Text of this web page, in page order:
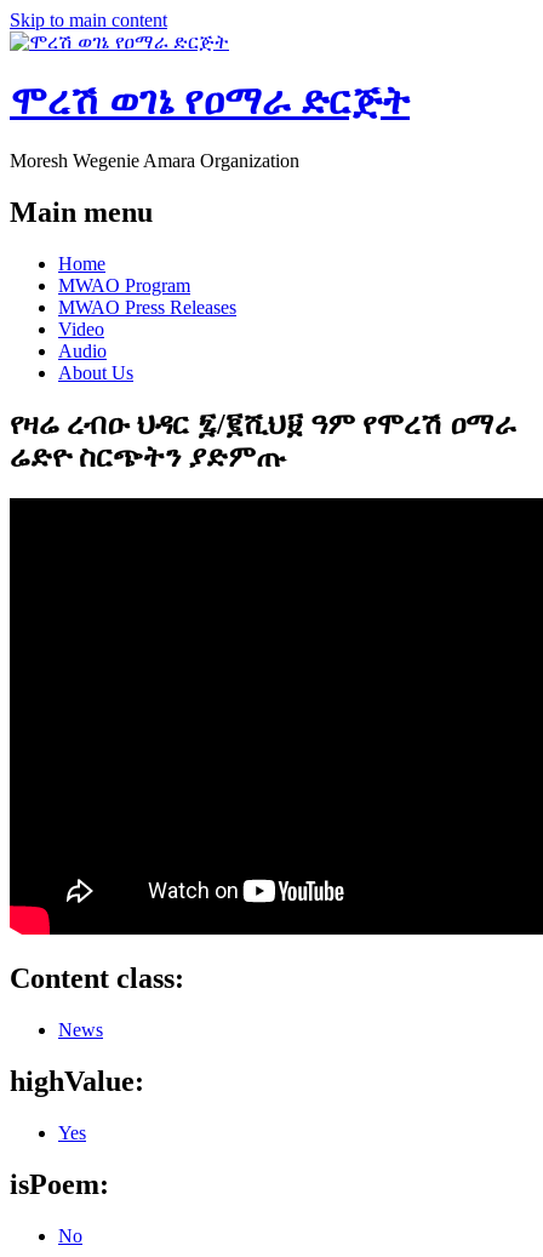
Skip to main content
ሞረሽ ወገኔ የዐማራ ድርጅት
Moresh Wegenie Amara Organization
Main menu
Home
MWAO Program
MWAO Press Releases
Video
Audio
About Us
የዛሬ ረብዑ ህዳር ፯/፪ሺህ፱ ዓም የሞረሽ ዐማራ
ሬድዮ ስርጭትን ያድምጡ
Content class:
News
highValue:
Yes
isPoem:
No